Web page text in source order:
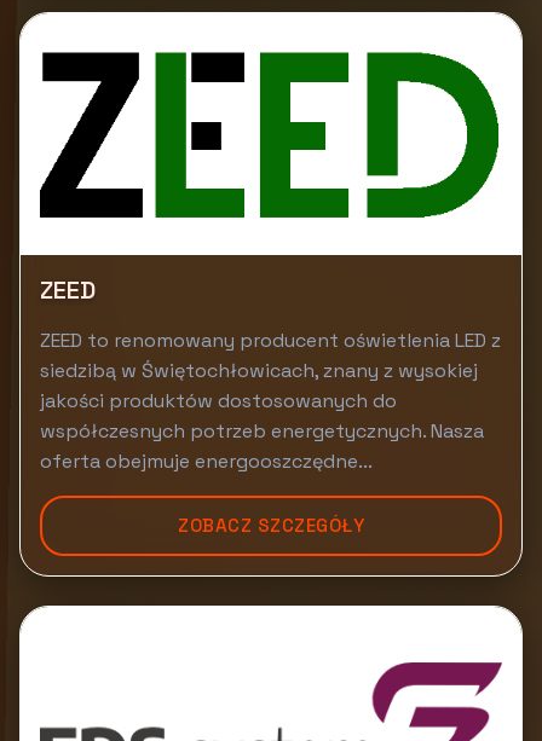
ZEED
ZEED to renomowany producent oświetlenia LED z
siedzibą w Świętochłowicach, znany z wysokiej
jakości produktów dostosowanych do
współczesnych potrzeb energetycznych. Nasza
oferta obejmuje energooszczędne...
ZOBACZ SZCZEGÓŁY